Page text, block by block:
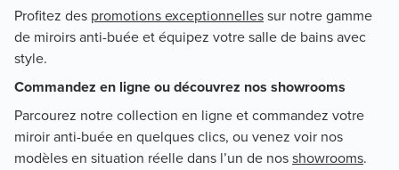
Profitez des promotions exceptionnellessur notre gamme
de miroirs anti-buée et équipez votre salle de bains avec
style.
Commandez en ligne ou découvrez nos showrooms
Parcourez notre collection en ligne et commandez votre
miroir anti-buée en quelques clics, ou venez voir nos
modèles en situation réelle dans l’un de nosshowrooms.